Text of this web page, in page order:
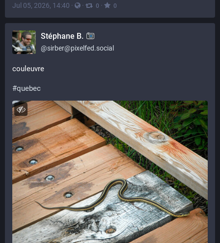
Jul 05, 2026, 14:40 · · 0 · 0
Stéphane B.
@sirber@pixelfed.social
couleuvre
#quebec